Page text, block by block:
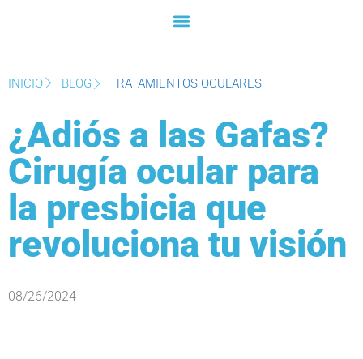
INICIO BLOG TRATAMIENTOS OCULARES
¿Adiós a las Gafas?
Cirugía ocular para
la presbicia que
revoluciona tu visión
08/26/2024